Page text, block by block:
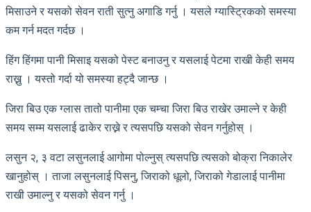
मिसाउने र यसको सेवन राती सुत्नु अगाडि गर्नु । यसले ग्यास्ट्रिकको समस्या
कम गर्न मदत गर्दछ ।
हिंग हिंगमा पानी मिसाइ यसको पेस्ट बनाउनु र यसलाई पेटमा राखी केही समय
राख्नु । यस्तो गर्दा यो समस्या हट्दै जान्छ ।
जिरा बिउ एक ग्लास तातो पानीमा एक चम्चा जिरा बिउ राखेर उमाल्ने र केही
समय सम्म यसलाई ढाकेर राख्ने र त्यसपछि यसको सेवन गर्नुहोस् ।
लसुन २, ३ वटा लसुनलाई आगोमा पोल्नुस् त्यसपछि त्यसको बोक्रा निकालेर
खानुहोस् । ताजा लसुनलाई पिसनु, जिराको धूलो, जिराको गेडालाई पानीमा
राखी उमाल्नु र यसको सेवन गर्नु ।